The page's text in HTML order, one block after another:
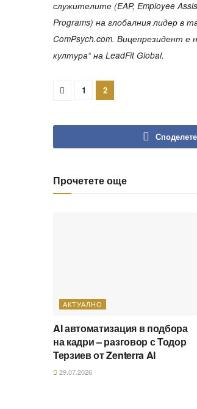
служителите (EAP, Employee
Programs) на глобалния лидер в
ComPsych.com. Вицепрезидент е
култура“ на LeadFit Global.
1 2
Споделете
Прочетете още
АКТУАЛНО
AI автоматизация в подбора
на кадри – разговор с Тодор
Терзиев от Zenterra AI
29.07.2026